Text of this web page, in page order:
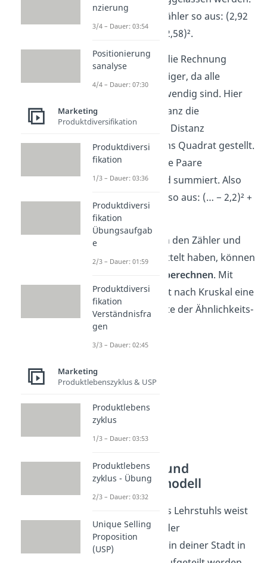
Somit sieht der Zähler so aus: (2,92
− 2,58)² + (2,24 − 2,58)².
BeimNennerist die Rechnung
deutlich aufwändiger, da alle
Objektpaare notwendig sind. Hier
wird von der Distanz die
durchschnittliche Distanz
abgezogen und ins Quadrat gestellt.
Dies wird über alle Paare
durchgeführt und summiert. Also
sieht der Nenner so aus: (… − 2,2)² +
…
Nachdem wir nun den Zähler und
den Nenner ermittelt haben, können
Stress 2 berechnen. Mit
dem Wert 0,3 liegt nach Kruskal eine
ausreichende Güte der Ähnlichkeits-
MDS vor.
Idealpunkt- und
Idealvektormodell
Der Professor des Lehrstuhls weist
darauf hin, dass der
Lebkuchenmarkt in deiner Stadt in
nzierung
3/4 – Dauer: 03:54
Positionierung
sanalyse
4/4 – Dauer: 07:30
Marketing
Produktdiversifikation
Produktdiversi
fikation
1/3 – Dauer: 03:36
Produktdiversi
fikation
Übungsaufgab
e
2/3 – Dauer: 01:59
Produktdiversi
fikation
Verständnisfra
gen
3/3 – Dauer: 02:45
Marketing
Produktlebenszyklus & USP
Produktlebens
zyklus
1/3 – Dauer: 03:53
Produktlebens
zyklus - Übung
2/3 – Dauer: 03:32
Unique Selling
Proposition
(USP)